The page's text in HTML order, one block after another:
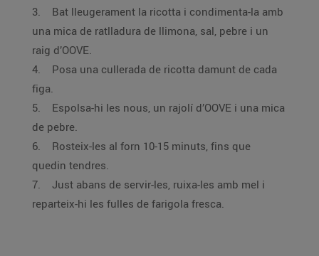
3. Bat lleugerament la ricotta i condimenta-la amb
una mica de ratlladura de llimona, sal, pebre i un
raig d’OOVE.
4. Posa una cullerada de ricotta damunt de cada
figa.
5. Espolsa-hi les nous, un rajolí d’OOVE i una mica
de pebre.
6. Rosteix-les al forn 10-15 minuts, fins que
quedin tendres.
7. Just abans de servir-les, ruixa-les amb mel i
reparteix-hi les fulles de farigola fresca.